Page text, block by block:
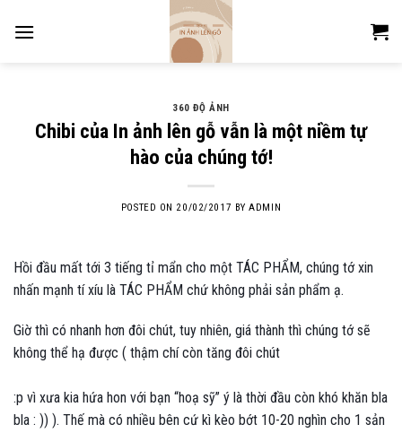
360 ĐỘ ẢNH
Chibi của In ảnh lên gỗ vẫn là một niềm tự
hào của chúng tớ!
POSTED ON 20/02/2017 BYADMIN
Hồi đầu mất tới 3 tiếng tỉ mẩn cho một TÁC PHẨM, chúng tớ xin
nhấn mạnh tí xíu là TÁC PHẨM chứ không phải sản phẩm ạ.
Giờ thì có nhanh hơn đôi chút, tuy nhiên, giá thành thì chúng tớ sẽ
không thể hạ được ( thậm chí còn tăng đôi chút
:p vì xưa kia hứa hon với bạn “hoạ sỹ” ý là thời đầu còn khó khăn bla
bla : )) ). Thế mà có nhiều bên cứ kì kèo bớt 10-20 nghìn cho 1 sản